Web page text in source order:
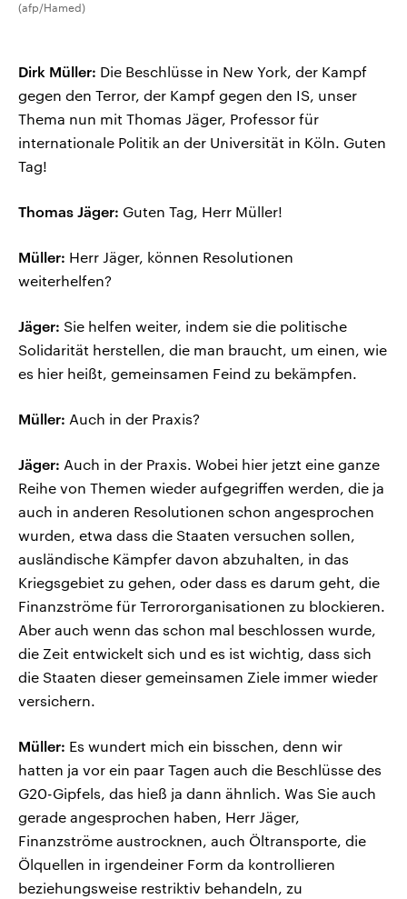
(afp/Hamed)
Dirk Müller: Die Beschlüsse in New York, der Kampf
gegen den Terror, der Kampf gegen den IS, unser
Thema nun mit Thomas Jäger, Professor für
internationale Politik an der Universität in Köln. Guten
Tag!
Thomas Jäger: Guten Tag, Herr Müller!
Müller: Herr Jäger, können Resolutionen
weiterhelfen?
Jäger: Sie helfen weiter, indem sie die politische
Solidarität herstellen, die man braucht, um einen, wie
es hier heißt, gemeinsamen Feind zu bekämpfen.
Müller: Auch in der Praxis?
Jäger: Auch in der Praxis. Wobei hier jetzt eine ganze
Reihe von Themen wieder aufgegriffen werden, die ja
auch in anderen Resolutionen schon angesprochen
wurden, etwa dass die Staaten versuchen sollen,
ausländische Kämpfer davon abzuhalten, in das
Kriegsgebiet zu gehen, oder dass es darum geht, die
Finanzströme für Terrororganisationen zu blockieren.
Aber auch wenn das schon mal beschlossen wurde,
die Zeit entwickelt sich und es ist wichtig, dass sich
die Staaten dieser gemeinsamen Ziele immer wieder
versichern.
Müller: Es wundert mich ein bisschen, denn wir
hatten ja vor ein paar Tagen auch die Beschlüsse des
G20-Gipfels, das hieß ja dann ähnlich. Was Sie auch
gerade angesprochen haben, Herr Jäger,
Finanzströme austrocknen, auch Öltransporte, die
Ölquellen in irgendeiner Form da kontrollieren
beziehungsweise restriktiv behandeln, zu